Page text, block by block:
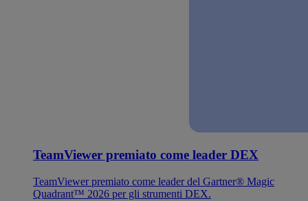
TeamViewer premiato come leader DEX
TeamViewer premiato come leader del Gartner® Magic
Quadrant™ 2026 per gli strumenti DEX.